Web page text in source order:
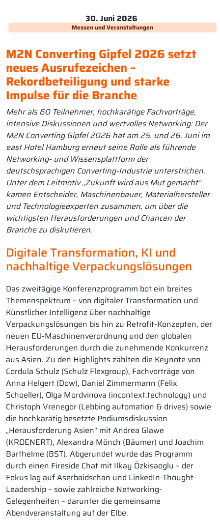
30. Juni 2026
Messen und Veranstaltungen
M2N Converting Gipfel 2026 setzt
neues Ausrufezeichen –
Rekordbeteiligung und starke
Impulse für die Branche
Mehr als 60 Teilnehmer, hochkarätige Fachvorträge,
intensive Diskussionen und wertvolles Networking: Der
M2N Converting Gipfel 2026 hat am 25. und 26. Juni im
east Hotel Hamburg erneut seine Rolle als führende
Networking- und Wissensplattform der
deutschsprachigen Converting-Industrie unterstrichen.
Unter dem Leitmotiv „Zukunft wird aus Mut gemacht“
kamen Entscheider, Maschinenbauer, Materialhersteller
und Technologieexperten zusammen, um über die
wichtigsten Herausforderungen und Chancen der
Branche zu diskutieren.
Digitale Transformation, KI und
nachhaltige Verpackungslösungen
Das zweitägige Konferenzprogramm bot ein breites
Themenspektrum – von digitaler Transformation und
Künstlicher Intelligenz über nachhaltige
Verpackungslösungen bis hin zu Retrofit-Konzepten, der
neuen EU-Maschinenverordnung und den globalen
Herausforderungen durch die zunehmende Konkurrenz
aus Asien. Zu den Highlights zählten die Keynote von
Cordula Schulz (Schulz Flexgroup), Fachvorträge von
Anna Helgert (Dow), Daniel Zimmermann (Felix
Schoeller), Olga Mordvinova (incontext.technology) und
Christoph Vrenegor (Lebbing automation & drives) sowie
die hochkarätig besetzte Podiumsdiskussion
„Herausforderung Asien“ mit Andrea Glawe
(KROENERT), Alexandra Mönch (Bäumer) und Joachim
Barthelme (BST). Abgerundet wurde das Programm
durch einen Fireside Chat mit Ilkay Özkisaoglu – der
Fokus lag auf Aserbaidschan und LinkedIn-Thought-
Leadership – sowie zahlreiche Networking-
Gelegenheiten – darunter die gemeinsame
Abendveranstaltung auf der Elbe.